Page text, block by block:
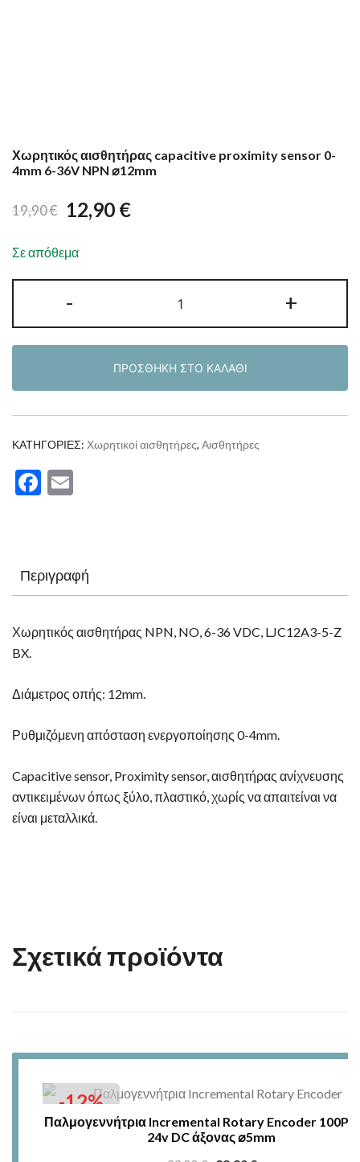
Χωρητικός αισθητήρας capacitive proximity sensor 0-
4mm 6-36V NPN ⌀12mm
19,90€ 12,90 €
Σε απόθεμα
-
αισθητήρας
capacitive
sensor
0-
4mm
+
ΠΡΟΣΘΉΚΗ ΣΤΟ ΚΑΛΆΘΙ
ΚΑΤΗΓΟΡΊΕΣ: Χωρητικοί αισθητήρες, Αισθητήρες
Facebook
Περιγραφή
Χωρητικός αισθητήρας NPN, NO, 6-36 VDC, LJC12A3-5-Z
BX.
Διάμετρος οπής: 12mm.
Ρυθμιζόμενη απόσταση ενεργοποίησης 0-4mm.
Capacitive sensor, Proximity sensor, αισθητήρας ανίχνευσης
αντικειμένων όπως ξύλο, πλαστικό, χωρίς να απαιτείναι να
είναι μεταλλικά.
Σχετικά προϊόντα
-12%
Παλμογεννήτρια Incremental Rotary Encoder
24v DC άξονας ⌀5mm